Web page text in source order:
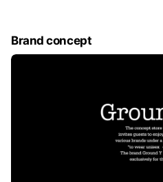
Brand concept